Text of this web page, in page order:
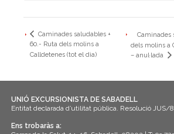
Caminades saludables +
60.- Ruta dels molins a
Calldetenes (tot el dia)
Caminades
dels molins a
– anul·lada
UNIÓ EXCURSIONISTA DE SABADELL
Entitat declarada d’utilitat pública. Resolució JUS/
Ens trobaràs a: